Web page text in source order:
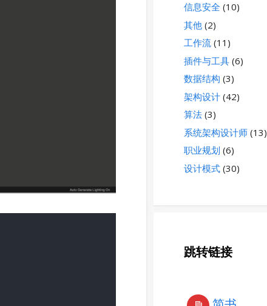
信息安全 (10)
其他(2)
工作流(11)
插件与工具(6)
数据结构 (3)
架构设计(42)
算法(3)
系统架构设计师(13)
职业规划 (6)
设计模式(30)
跳转链接